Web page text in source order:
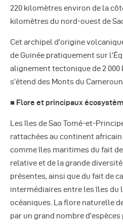
220 kilomètres environ de la
kilomètres du nord-ouest de
Cet archipel d’origine
de Guinée pratiquement sur
alignement tectonique de 2
s’étend des Monts du Cameroun
■ Flore et principaux
Les îles de Sao Tomé-et-
rattachées au continent
comme îles maritimes du fait
relative et de la grande
présentes, ainsi que du fait de
intermédiaires entre les îles du
océaniques. La flore naturelle
par un grand nombre